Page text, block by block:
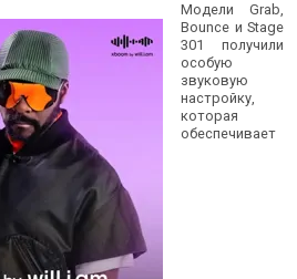
Модели Grab,
Bounce и Stage
301 получили
особую
звуковую
настройку,
которая
обеспечивает